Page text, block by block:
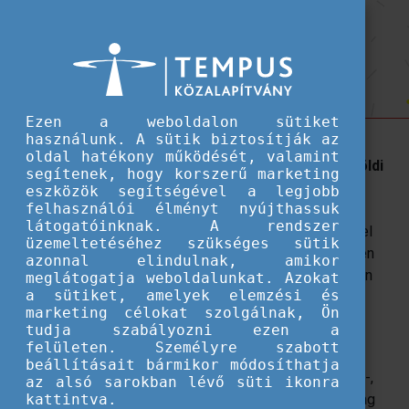
Szerezz diplomát külföldön
ösztöndíjjal!
A teljes alap-vagy mesterképzés egy külföldi
egyetemen zajlik, a tanulmányok végén pedig külföldi
diplomát kapsz.
​Egy külföldön megszerzett diplomával itthon is előnnyel
indulhatsz a munkaerőpiacon. Ha például alapképzésben
már megtapasztaltad, hogy milyen egy másik országban
teljesített félév, és tervezed, hogy mesterdiplomádat
külföldön szerzed meg, van lehetőséged ösztöndíjjal
megtámogatni kinti tanulmányaidat.
AzÁllamközi ösztöndíjakkalteljes, diplomát adó alap-,
mester- és doktori képzésre is jelentkezhetsz, államilag
Ezen a weboldalon sütiket
használunk. A sütik biztosítják az
oldal hatékony működését, valamint
segítenek, hogy korszerű marketing
eszközök segítségével a legjobb
felhasználói élményt nyújthassuk
látogatóinknak. A rendszer
üzemeltetéséhez szükséges sütik
azonnal elindulnak, amikor
meglátogatja weboldalunkat. Azokat
a sütiket, amelyek elemzési és
marketing célokat szolgálnak, Ön
tudja szabályozni ezen a
felületen. Személyre szabott
beállításait bármikor módosíthatja
az alsó sarokban lévő süti ikonra
kattintva.